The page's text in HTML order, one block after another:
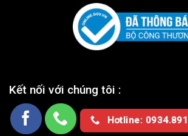
Kết nối với chúng tôi :
Hotline: